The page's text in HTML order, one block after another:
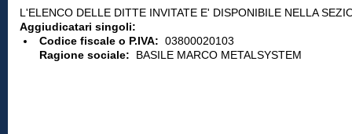
L'ELENCO DELLE DITTE INVITATE E' DISPONIBILE NELLA
Aggiudicatari singoli:
Codice fiscale o P.IVA: 03800020103
Ragione sociale:
BASILE MARCO METALSYSTEM